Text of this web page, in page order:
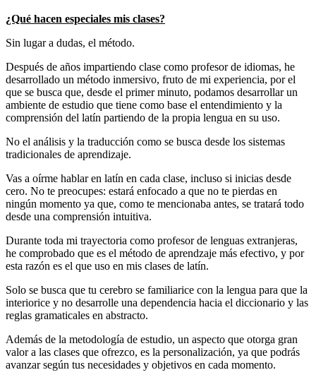
¿Qué hacen especiales mis clases?
Sin lugar a dudas, el método.
Después de años impartiendo clase como profesor de idiomas, he
desarrollado un método inmersivo, fruto de mi experiencia, por el
que se busca que, desde el primer minuto, podamos desarrollar un
ambiente de estudio que tiene como base el entendimiento y la
comprensión del latín partiendo de la propia lengua en su uso.
No el análisis y la traducción como se busca desde los sistemas
tradicionales de aprendizaje.
Vas a oírme hablar en latín en cada clase, incluso si inicias desde
cero. No te preocupes: estará enfocado a que no te pierdas en
ningún momento ya que, como te mencionaba antes, se tratará todo
desde una comprensión intuitiva.
Durante toda mi trayectoria como profesor de lenguas extranjeras,
he comprobado que es el método de aprendzaje más efectivo, y por
esta razón es el que uso en mis clases de latín.
Solo se busca que tu cerebro se familiarice con la lengua para que la
interiorice y no desarrolle una dependencia hacia el diccionario y las
reglas gramaticales en abstracto.
Además de la metodología de estudio, un aspecto que otorga gran
valor a las clases que ofrezco, es la personalización, ya que podrás
avanzar según tus necesidades y objetivos en cada momento.